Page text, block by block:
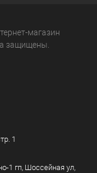
магазин
защищены.
1
1 гп, Шоссейная ул,